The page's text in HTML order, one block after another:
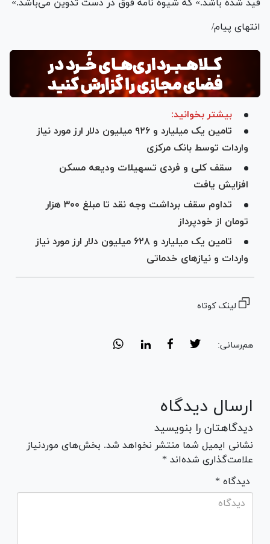
قید شده باشد.» که شیوه نامه فوق در دست تدوین می‌باشد.»
انتهای پیام/
بیشتر بخوانید:
تامین یک میلیارد و ۹۲۶ میلیون دلار ارز مورد نیاز
واردات توسط بانک مرکزی
سقف کلی و فردی تسهیلات ودیعه مسکن
افزایش یافت
تداوم سقف برداشت وجه نقد تا مبلغ ۳۰۰ هزار
تومان از خودپرداز
تامین یک میلیارد و ۶۲۸ میلیون دلار ارز مورد نیاز
واردات و نیاز‌های خدماتی
لینک کوتاه
هم‌رسانی:
ارسال دیدگاه
دیدگاهتان را بنویسید
نشانی ایمیل شما منتشر نخواهد شد. بخش‌های موردنیاز
علامت‌گذاری شده‌اند *
* دیدگاه